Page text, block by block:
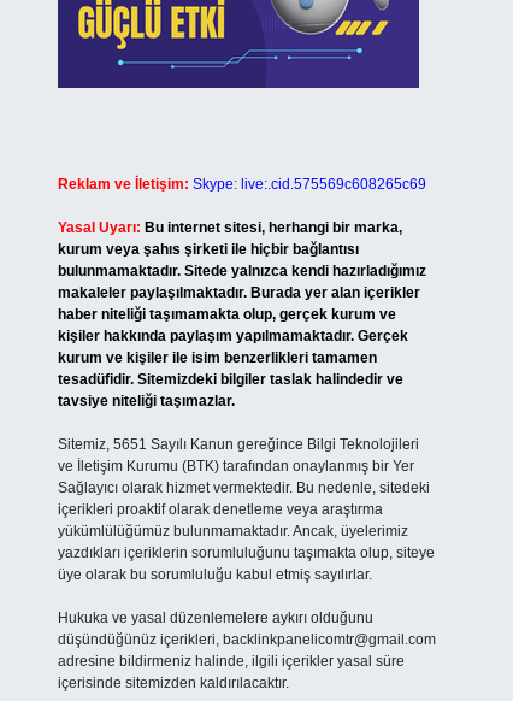
Reklam ve İletişim: Skype: live:.cid.575569c608265c69
Yasal Uyarı: Bu internet sitesi, herhangi bir marka,
kurum veya şahıs şirketi ile hiçbir bağlantısı
bulunmamaktadır. Sitede yalnızca kendi hazırladığımız
makaleler paylaşılmaktadır. Burada yer alan içerikler
haber niteliği taşımamakta olup, gerçek kurum ve
kişiler hakkında paylaşım yapılmamaktadır. Gerçek
kurum ve kişiler ile isim benzerlikleri tamamen
tesadüfidir. Sitemizdeki bilgiler taslak halindedir ve
tavsiye niteliği taşımazlar.
Sitemiz, 5651 Sayılı Kanun gereğince Bilgi Teknolojileri
ve İletişim Kurumu (BTK) tarafından onaylanmış bir Yer
Sağlayıcı olarak hizmet vermektedir. Bu nedenle, sitedeki
içerikleri proaktif olarak denetleme veya araştırma
yükümlülüğümüz bulunmamaktadır. Ancak, üyelerimiz
yazdıkları içeriklerin sorumluluğunu taşımakta olup, siteye
üye olarak bu sorumluluğu kabul etmiş sayılırlar.
Hukuka ve yasal düzenlemelere aykırı olduğunu
düşündüğünüz içerikleri, backlinkpanelicomtr@gmail.com
adresine bildirmeniz halinde, ilgili içerikler yasal süre
içerisinde sitemizden kaldırılacaktır.